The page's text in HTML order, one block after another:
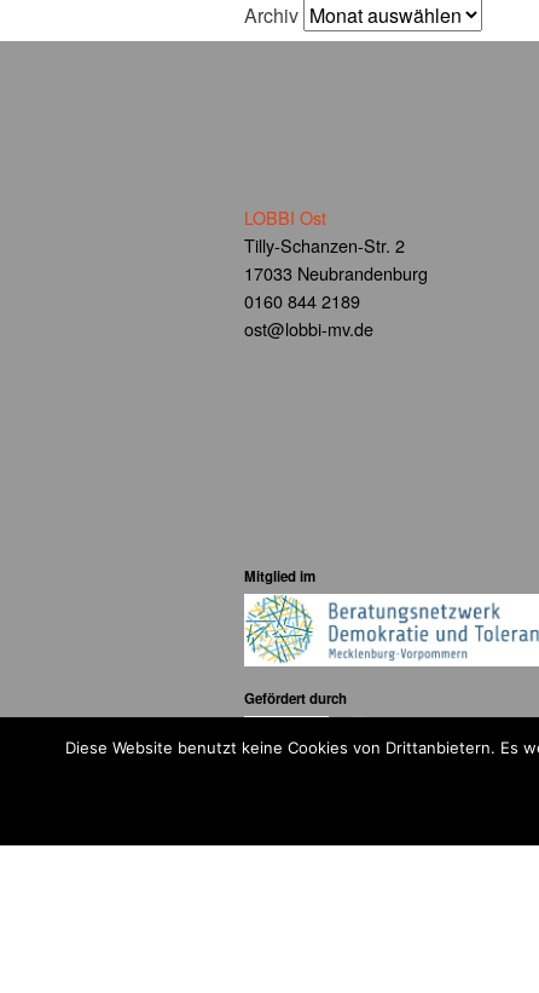
Archiv
LOBBI Ost
Tilly-Schanzen-Str. 2
17033 Neubrandenburg
0160 844 2189
ost@lobbi-mv.de
Mitglied im
Gefördert durch
Diese Website benutzt keine Cookies von Drittanbietern. Es